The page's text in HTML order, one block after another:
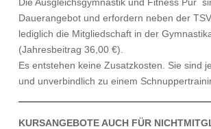
Dauerangebot und erfordern neben der
lediglich die Mitgliedschaft in der
(Jahresbeitrag 36,00 €).
Es entstehen keine Zusatzkosten. Sie sind
und unverbindlich zu einem
KURSANGEBOTE AUCH FÜR